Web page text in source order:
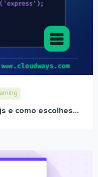
e como escolhes...